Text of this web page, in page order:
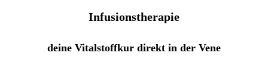
Infusionstherapie
deine Vitalstoffkur direkt in der Vene